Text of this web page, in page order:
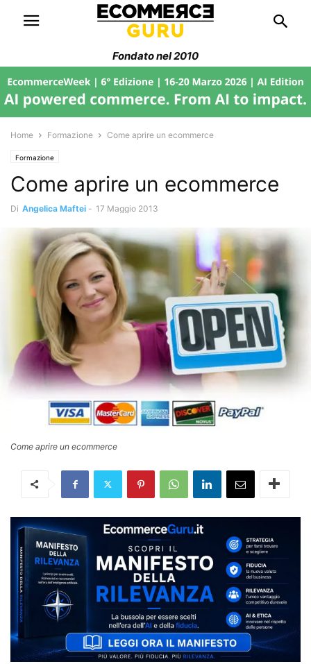
Fondato nel 2010
Home Formazione Come aprire un ecommerce
Formazione
Come aprire un ecommerce
Di Angelica Maftei - 17 Maggio 2013
Come aprire un ecommerce